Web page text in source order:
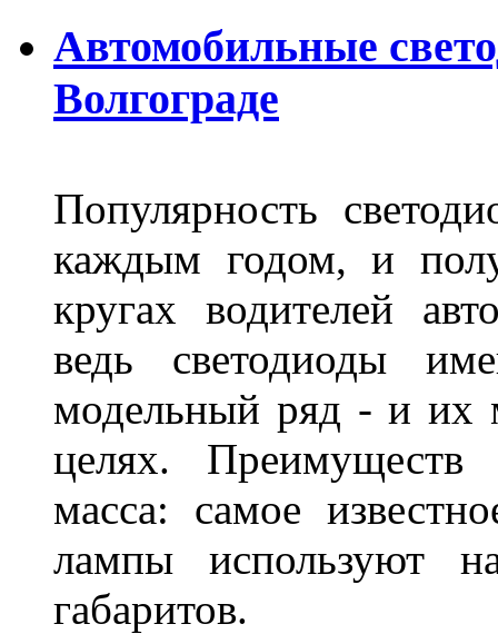
Автомобильные
Волгограде
Популярность
каждым годом, и
кругах водителей
ведь светодиоды
модельный ряд - и их
целях.
масса: самое
лампы используют
габаритов.